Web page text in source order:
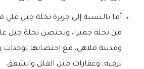
ومدينة ملاهي، مع احتضانها لوحدات
ترفيه، وعقارات مثل الفلل والشقق.